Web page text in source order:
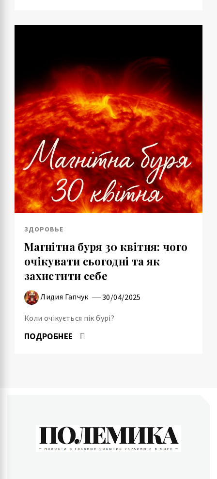
ЗДОРОВЬЕ
Магнітна буря 30 квітня: чого
очікувати сьогодні та як
захистити себе
Лидия Гапчук 30/04/2025
Коли очікується пік бурі?
ПОДРОБНЕЕ